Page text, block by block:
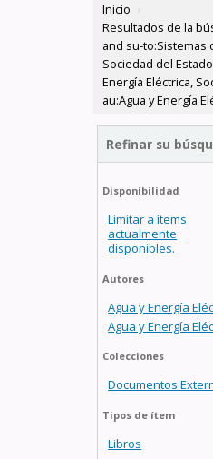
Inicio ›
Resultados de la
and su-to:Sistemas
Sociedad del
Energía Eléctrica,
au:Agua y Energía
Refinar su
Disponibilidad
Limitar a ítems
actualmente
disponibles.
Autores
Agua y Energía
Agua y Energía
Colecciones
Documentos
Tipos de ítem
Libros